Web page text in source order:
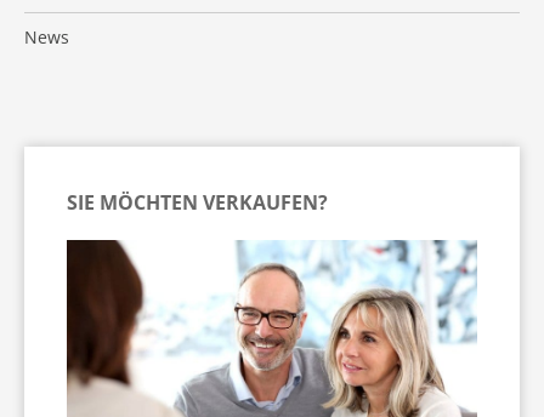
News
SIE MÖCHTEN VERKAUFEN?